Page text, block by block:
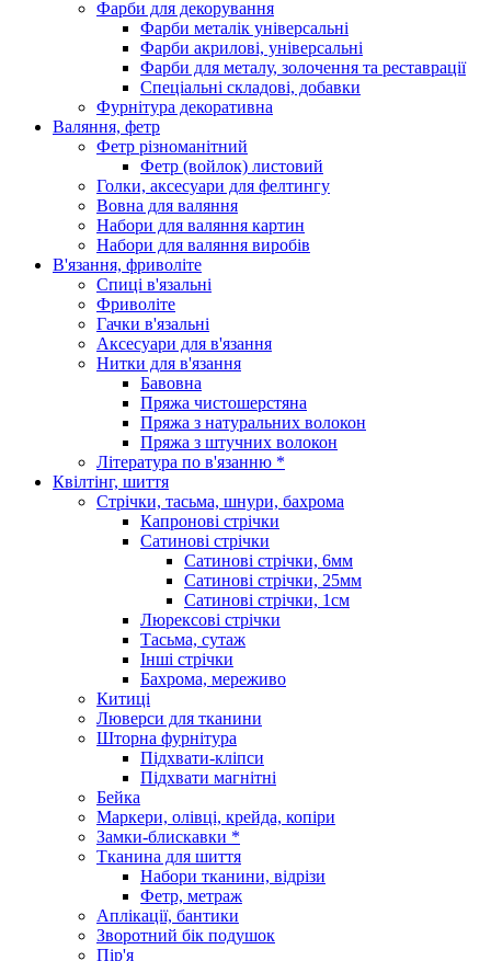
Фарби для декорування
Фарби металік універсальні
Фарби акрилові, універсальні
Фарби для металу, золочення та реставрації
Спеціальні складові, добавки
Фурнітура декоративна
Валяння, фетр
Фетр різноманітний
Фетр (войлок) листовий
Голки, аксесуари для фелтингу
Вовна для валяння
Набори для валяння картин
Набори для валяння виробів
В'язання, фриволіте
Спиці в'язальні
Фриволіте
Гачки в'язальні
Аксесуари для в'язання
Нитки для в'язання
Бавовна
Пряжа чистошерстяна
Пряжа з натуральних волокон
Пряжа з штучних волокон
Література по в'язанню *
Квілтінг, шиття
Стрічки, тасьма, шнури, бахрома
Капронові стрічки
Сатинові стрічки
Сатинові стрічки, 6мм
Сатинові стрічки, 25мм
Сатинові стрічки, 1см
Люрексові стрічки
Тасьма, сутаж
Інші стрічки
Бахрома, мереживо
Китиці
Люверси для тканини
Шторна фурнітура
Підхвати-кліпси
Підхвати магнітні
Бейка
Маркери, олівці, крейда, копіри
Замки-блискавки *
Тканина для шиття
Набори тканини, відрізи
Фетр, метраж
Аплікації, бантики
Зворотний бік подушок
Пір'я